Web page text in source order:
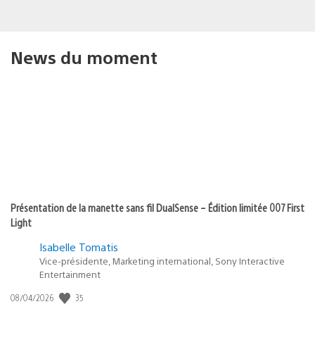
News du moment
Présentation de la manette sans fil DualSense – Édition limitée 007 First
Light
Isabelle Tomatis
Vice-présidente, Marketing international, Sony Interactive
Entertainment
Date
08/04/2026 35